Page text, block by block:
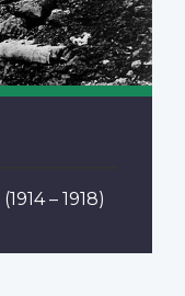
(1914 – 1918)